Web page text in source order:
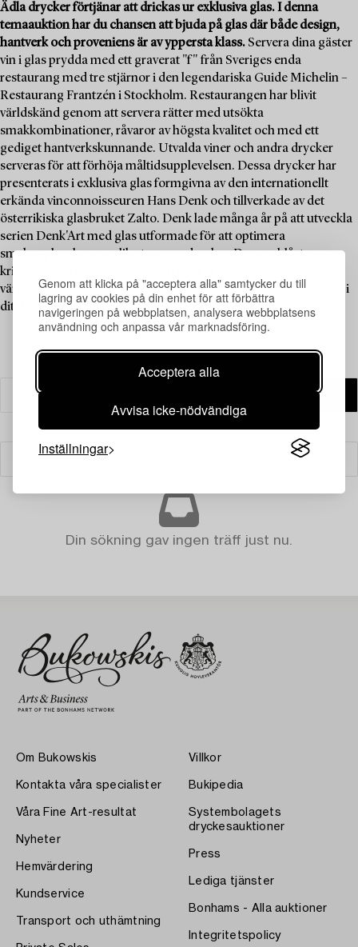
Genom att klicka på "acceptera alla" samtycker du till
lagring av cookies på din enhet för att förbättra
navigeringen på webbplatsen, analysera webbplatsens
användning och anpassa vår marknadsföring.
Acceptera alla
Avvisa icke-nödvändiga
Inställningar
Ädla drycker förtjänar att drickas ur exklusiva glas. I denna
temaauktion har du chansen att bjuda på glas där både design,
hantverk och proveniens är av yppersta klass. Servera dina gäster
vin i glas prydda med ett graverat "f" från Sveriges enda
restaurang med tre stjärnor i den legendariska Guide Michelin –
Restaurang Frantzén i Stockholm. Restaurangen har blivit
världskänd genom att servera rätter med utsökta
smakkombinationer, råvaror av högsta kvalitet och med ett
gediget hantverkskunnande. Utvalda viner och andra drycker
serveras för att förhöja måltidsupplevelsen. Dessa drycker har
presenterats i exklusiva glas formgivna av den internationellt
erkända vinconnoisseuren Hans Denk och tillverkade av det
österrikiska glasbruket Zalto. Denk lade många år på att utveckla
serien Denk'Art med glas utformade för att optimera
smakupplevelsen av olika typer av drycker. De munblåsta
kristallglasen är prisbelönta och högt skattade av vinkännare
världen över. Nu kan dessa glas bli en del av måltidsupplevelsen i
ditt hem.
Din sökning gav ingen träff just nu.
Om Bukowskis
Kontakta våra specialister
Våra Fine Art-resultat
Nyheter
Hemvärdering
Kundservice
Transport och uthämtning
Villkor
Bukipedia
Systembolagets
dryckesauktioner
Press
Lediga tjänster
Bonhams - Alla auktioner
Integritetspolicy